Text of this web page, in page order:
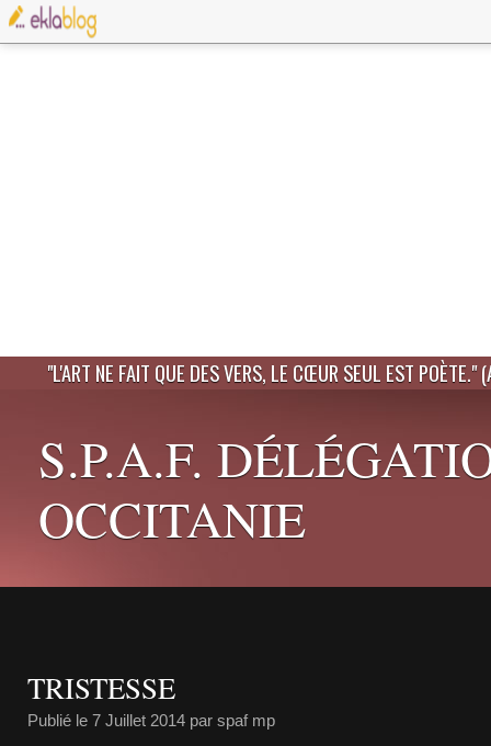
"L'ART NE FAIT QUE DES VERS, LE CŒUR SEUL EST POÈTE."
S.P.A.F.
OCCITANIE
TRISTESSE
Publié le 7 Juillet 2014 par spaf mp